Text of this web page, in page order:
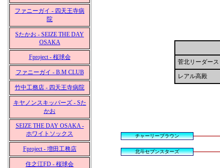
ファニーガイ - 四天王寺病
院
Sたかお - SEIZE THE DAY
OSAKA
Fproject - 桜球会
ファニーガイ - B.M CLUB
竹中工務店 - 四天王寺病院
キヤノンスキッパーズ - Sた
かお
SEIZE THE DAY OSAKA -
ホワイトソックス
Fproject - 増田工務店
住之江FD - 桜球会
菅北リーダース
レアル高殿
チャーリーブラウン
北斗セブンスターズ